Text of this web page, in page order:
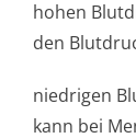
hohen
den
niedrigen
kann bei